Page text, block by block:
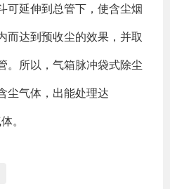
可延伸到总管下，使含尘烟
而达到预收尘的效果，并取
。所以，气箱脉冲袋式除尘
尘气体，出能处理达
。